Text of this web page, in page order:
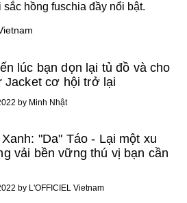
hồng fuschia đầy nổi bật.
lúc bạn dọn lại tủ đồ và cho
Jacket cơ hội trở lại
by Minh Nhật
"Da" Táo - Lại một xu
vải bền vững thú vị bạn cần
by L'OFFICIEL Vietnam